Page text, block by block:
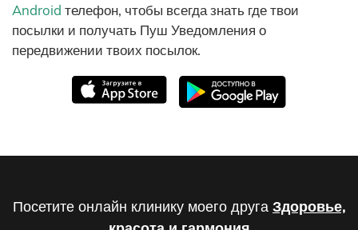
Android телефон, чтобы всегда знать где твои
посылки и получать Пуш Уведомления о
передвижении твоих посылок.
Посетите онлайн клинику моего друга Здоровье,